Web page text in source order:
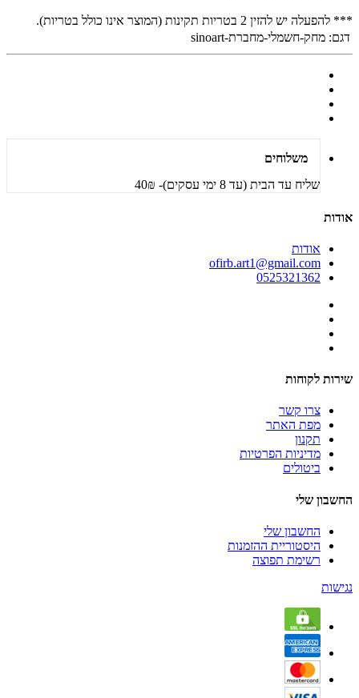
*** להפעלה יש להזין 2 בטריות תקינות (המוצר אינו כולל בטריות).
דגם: מחק-חשמלי-מחברת-sinoart
משלוחים
שליח עד הבית (עד 8 ימי עסקים)- 40₪
אודות
אודות
ofirb.art1@gmail.com
0525321362
שירות לקוחות
צרו קשר
מפת האתר
תקנון
מדיניות הפרטיות
ביטולים
החשבון שלי
החשבון שלי
היסטוריית ההזמנות
רשימת תפוצה
נגישות